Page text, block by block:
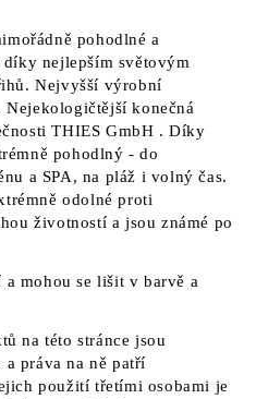
pohodlné a
nejlepším světovým
Nejvyšší výrobní
konečná
THIES GmbH . Díky
pohodlný - do
a SPA, na pláž i volný čas.
odolné proti
životností a jsou známé po
mohou se lišit v barvě a
na této stránce jsou
práva na ně patří
použití třetími osobami je